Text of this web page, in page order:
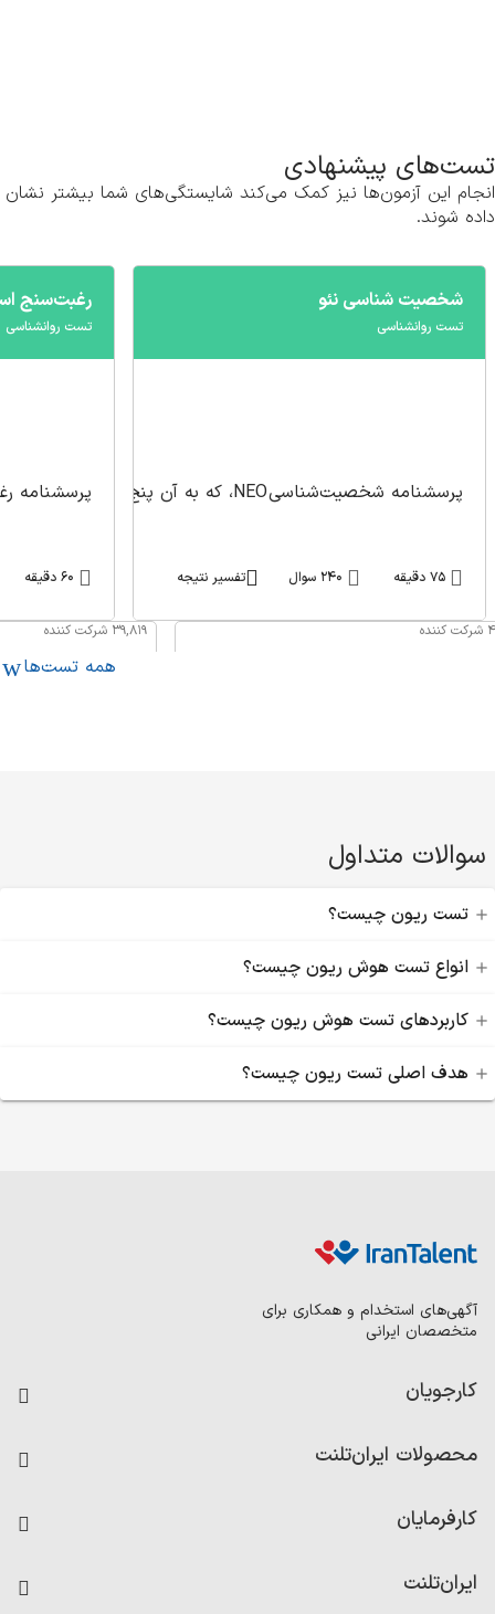
تست‌های پیشنهادی
انجام این آزمون‌ها نیز کمک می‌کند شایستگی‌های شما بیشتر نشان
داده شوند.
شخصیت شناسی نئو
تست‌ روانشناسی
پرسشنامه شخصیت‌شناسیNEO، که به آن پنج عامل بزرگ
75 دقیقه 240 سوال تفسیر نتیجه
رغبت‌سنج
تست‌ روانشناسی
پرسشنامه
60 دقیقه
39,819 شرکت کننده
همه تست‌ها
سوالات متداول
تست ریون چیست؟
انواع تست هوش ریون چیست؟
کاربردهای تست هوش ریون چیست؟
هدف اصلی تست ریون چیست؟
آگهی‌های استخدام و همکاری برای
متخصصان ایرانی
کارجویان
رزومه ساز
امتیاز شرکت‌ها
محصولات ایران‌تلنت
کاردیکس
کارفرمایان
ایران‌تلنت